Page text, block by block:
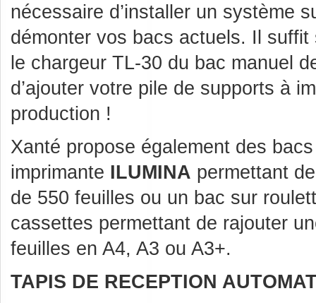
nécessaire d’installer un système
démonter vos bacs actuels. Il suffit
le chargeur TL-30 du bac manuel
d’ajouter votre pile de supports à
production !
Xanté propose également des
imprimante ILUMINA permettant
de 550 feuilles ou un bac sur
cassettes permettant de rajouter
feuilles en A4, A3 ou A3+.
TAPIS DE RECEPTION